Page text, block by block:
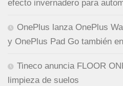
efecto invernadero para
OnePlus lanza OnePlus
y OnePlus Pad Go también
Tineco anuncia FLOOR
limpieza de suelos